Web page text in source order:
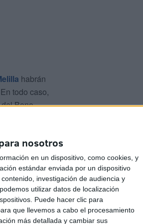
nosotros
en un dispositivo, como cookies, y
estándar enviada por un dispositivo
investigación de audiencia y
utilizar datos de localización
Puede hacer clic para
que llevemos a cabo el procesamiento
más detallada y cambiar sus
habrán
todo caso,
Bono
España,
de los
de